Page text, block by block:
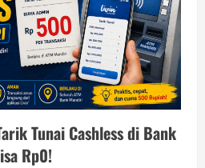
Tunai Cashless di Bank
Rp0!